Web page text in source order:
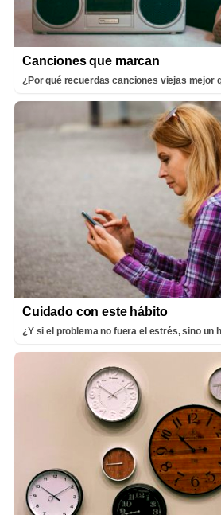
Canciones que marcan
¿Por qué recuerdas canciones viejas mejor
Cuidado con este hábito
¿Y si el problema no fuera el estrés, sino un